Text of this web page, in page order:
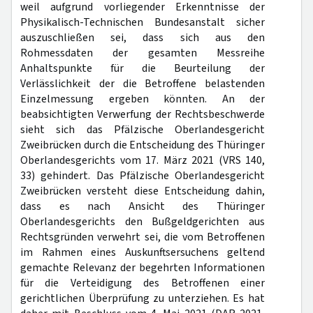
weil aufgrund vorliegender Erkenntnisse der
Physikalisch-Technischen Bundesanstalt sicher
auszuschließen sei, dass sich aus den
Rohmessdaten der gesamten Messreihe
Anhaltspunkte für die Beurteilung der
Verlässlichkeit der die Betroffene belastenden
Einzelmessung ergeben könnten. An der
beabsichtigten Verwerfung der Rechtsbeschwerde
sieht sich das Pfälzische Oberlandesgericht
Zweibrücken durch die Entscheidung des Thüringer
Oberlandesgerichts vom 17. März 2021 (VRS 140,
33) gehindert. Das Pfälzische Oberlandesgericht
Zweibrücken versteht diese Entscheidung dahin,
dass es nach Ansicht des Thüringer
Oberlandesgerichts den Bußgeldgerichten aus
Rechtsgründen verwehrt sei, die vom Betroffenen
im Rahmen eines Auskunftsersuchens geltend
gemachte Relevanz der begehrten Informationen
für die Verteidigung des Betroffenen einer
gerichtlichen Überprüfung zu unterziehen. Es hat